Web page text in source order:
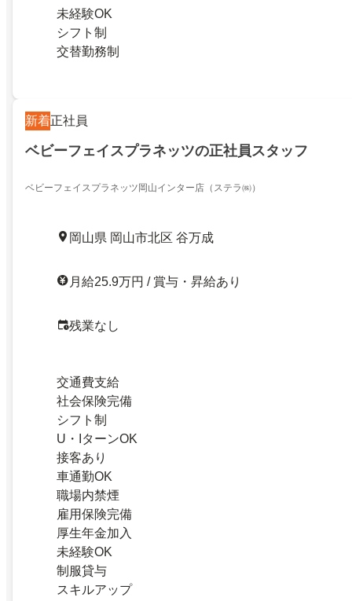
未経験OK
シフト制
交替勤務制
新着正社員
ベビーフェイスプラネッツの正社員スタッフ
ベビーフェイスプラネッツ岡山インター店（ステラ㈱）
岡山県 岡山市北区 谷万成
月給25.9万円 / 賞与・昇給あり
残業なし
交通費支給
社会保険完備
シフト制
U・IターンOK
接客あり
車通勤OK
職場内禁煙
雇用保険完備
厚生年金加入
未経験OK
制服貸与
スキルアップ